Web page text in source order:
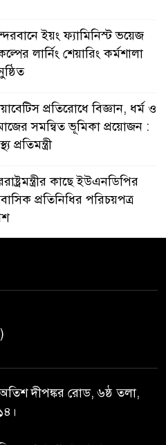
ইয়ং ফ্যামিনিস্ট ভয়েজ
লার্নিং শেয়ারিং কর্মশালা
প্রতিরোধে বিজ্ঞান, ধর্ম ও
সমন্বিত ভূমিকা প্রয়োজন :
প্রতিমন্ত্রী
কা‌ছে ইউএনডিপির
প্রতিনিধির পরিচয়পত্র
পূর্বাভাস
মিলল হারমোনিয়াম
দীপঙ্কর রোড, ৬ষ্ঠ তলা,